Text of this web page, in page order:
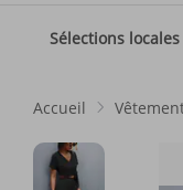
Sélections locales
Accueil